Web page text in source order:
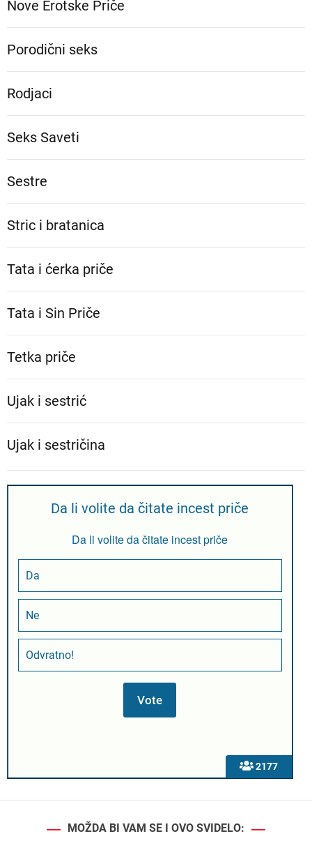
Nove Erotske Priče
Porodični seks
Rodjaci
Seks Saveti
Sestre
Stric i bratanica
Tata i ćerka priče
Tata i Sin Priče
Tetka priče
Ujak i sestrić
Ujak i sestričina
2177
Da li volite da čitate incest priče
Da li volite da čitate incest priče
Da
Ne
Odvratno!
MOŽDA BI VAM SE I OVO SVIDELO: